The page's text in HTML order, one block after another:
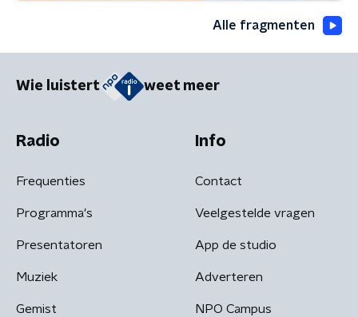
Alle fragmenten
Wie luistert weet meer
Radio
Frequenties
Programma's
Presentatoren
Muziek
Gemist
Info
Contact
Veelgestelde vragen
App de studio
Adverteren
NPO Campus